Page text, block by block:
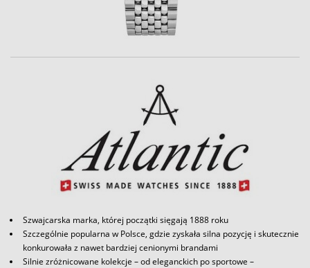
Szwajcarska marka, której początki sięgają 1888 roku
Szczególnie popularna w Polsce, gdzie zyskała silna pozycję i skutecznie
konkurowała z nawet bardziej cenionymi brandami
Silnie zróżnicowane kolekcje – od eleganckich po sportowe –